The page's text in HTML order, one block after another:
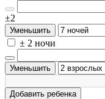
±2
Уменьшить
± 2 ночи
Уменьшить
Добавить ребенка